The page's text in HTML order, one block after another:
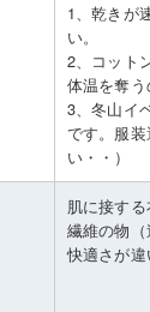
1、乾きが
い。
2、コット
体温を奪う
3、冬山イ
です。服
い・・）
肌に接す
繊維の物
快適さが違